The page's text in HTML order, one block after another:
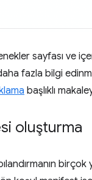
sayfası ve
fazla bilgi
başlıklı
oluşturma
birçok